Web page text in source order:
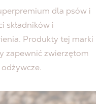
dla psów i
składników i
Produkty tej marki
zapewnić zwierzętom